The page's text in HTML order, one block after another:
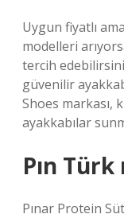
Uygun fiyatlı
modelleri
tercih
güvenilir
Shoes markası,
ayakkabılar
Pın Türk
Pınar Protein